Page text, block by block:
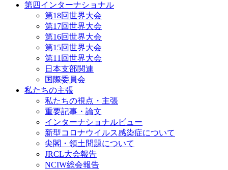
第四インターナショナル
第18回世界大会
第17回世界大会
第16回世界大会
第15回世界大会
第11回世界大会
日本支部関連
国際委員会
私たちの主張
私たちの視点・主張
重要記事・論文
インターナショナルビュー
新型コロナウイルス感染症について
尖閣・領土問題について
JRCL大会報告
NCIW総会報告